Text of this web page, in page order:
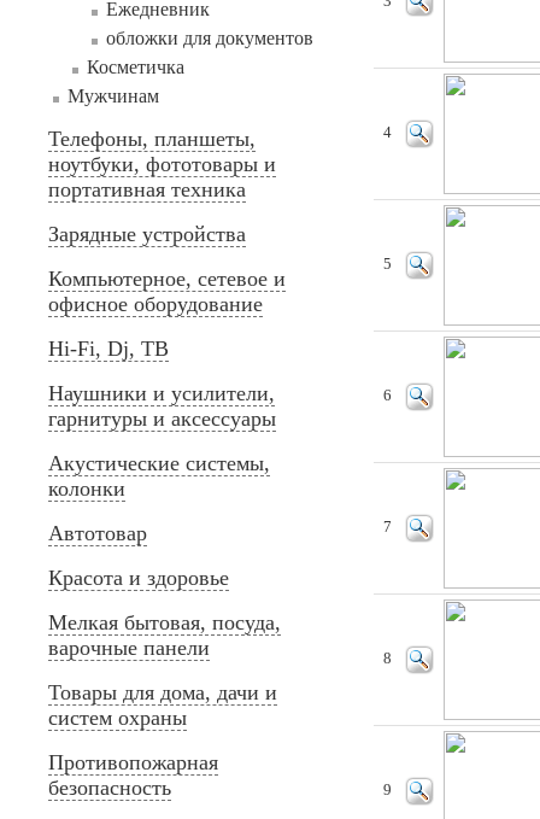
Ежедневник
обложки для документов
Косметичка
Мужчинам
Телефоны, планшеты,
ноутбуки, фототовары и
портативная техника
Зарядные устройства
Компьютерное, сетевое и
офисное оборудование
Hi-Fi, Dj, ТВ
Наушники и усилители,
гарнитуры и аксессуары
Акустические системы,
колонки
Автотовар
Красота и здоровье
Мелкая бытовая, посуда,
варочные панели
Товары для дома, дачи и
систем охраны
Противопожарная
безопасность
4
5
6
7
8
9